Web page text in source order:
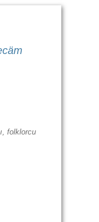
folklorcu